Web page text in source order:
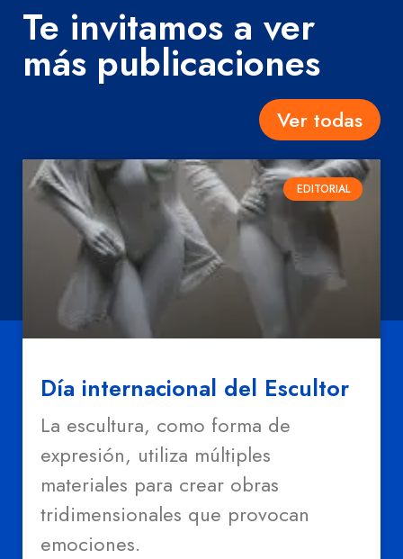
Te invitamos a ver
más publicaciones
Ver todas
EDITORIAL
Día internacional del Escultor
La escultura, como forma de
expresión, utiliza múltiples
materiales para crear obras
tridimensionales que provocan
emociones.